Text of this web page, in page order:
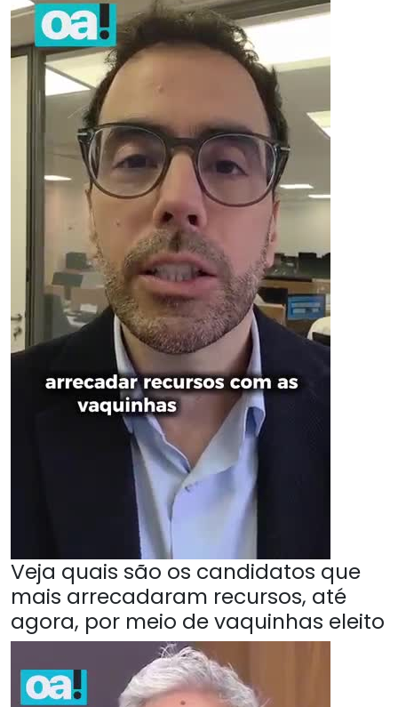
Veja quais são os candidatos que
mais arrecadaram recursos, até
agora, por meio de vaquinhas eleito